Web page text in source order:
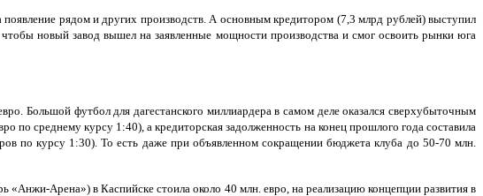
рядом и других производств. А основным кредитором (7,3 млрд рублей) выступил
новый завод вышел на заявленные мощности производства и смог освоить рынки юга
Большой футбол для дагестанского миллиардера в самом деле оказался сверхубыточным
среднему курсу 1:40), а кредиторская задолженность на конец прошлого года составила
по курсу 1:30). То есть даже при объявленном сокращении бюджета клуба до 50-70 млн.
«Анжи-Арена») в Каспийске стоила около 40 млн. евро, на реализацию концепции развития в